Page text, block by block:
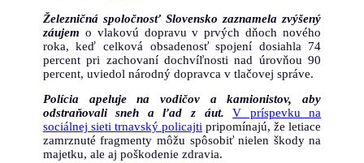
Železničná spoločnosť Slovensko zaznamela zvýšený
záujem o vlakovú dopravu v prvých dňoch nového
roka, keď celková obsadenosť spojení dosiahla 74
percent pri zachovaní dochvíľnosti nad úrovňou 90
percent, uviedol národný dopravca v tlačovej správe.
Polícia apeluje na vodičov a kamionistov, aby
odstraňovali sneh a ľad z áut.
V príspevku na
sociálnej sieti trnavský policajti pripomínajú, že letiace
zamrznuté fragmenty môžu spôsobiť nielen škody na
majetku, ale aj poškodenie zdravia.